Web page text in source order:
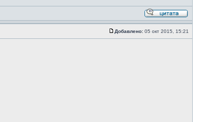
Добавлено: 05 окт 2015, 15:21